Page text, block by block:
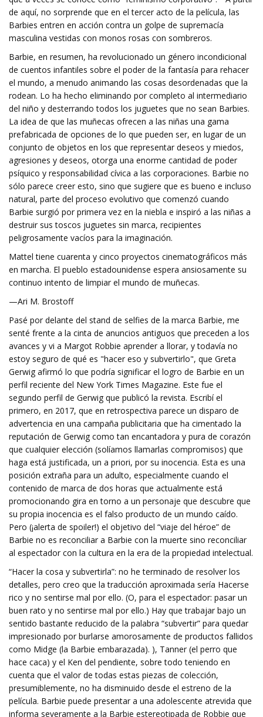
de aquí, no sorprende que en el tercer acto de la película, las
Barbies entren en acción contra un golpe de supremacía
masculina vestidas con monos rosas con sombreros.
Barbie, en resumen, ha revolucionado un género incondicional
de cuentos infantiles sobre el poder de la fantasía para rehacer
el mundo, a menudo animando las cosas desordenadas que la
rodean. Lo ha hecho eliminando por completo al intermediario
del niño y desterrando todos los juguetes que no sean Barbies.
La idea de que las muñecas ofrecen a las niñas una gama
prefabricada de opciones de lo que pueden ser, en lugar de un
conjunto de objetos en los que representar deseos y miedos,
agresiones y deseos, otorga una enorme cantidad de poder
psíquico y responsabilidad cívica a las corporaciones. Barbie no
sólo parece creer esto, sino que sugiere que es bueno e incluso
natural, parte del proceso evolutivo que comenzó cuando
Barbie surgió por primera vez en la niebla e inspiró a las niñas a
destruir sus toscos juguetes sin marca, recipientes
peligrosamente vacíos para la imaginación.
Mattel tiene cuarenta y cinco proyectos cinematográficos más
en marcha. El pueblo estadounidense espera ansiosamente su
continuo intento de limpiar el mundo de muñecas.
—Ari M. Brostoff
Pasé por delante del stand de selfies de la marca Barbie, me
senté frente a la cinta de anuncios antiguos que preceden a los
avances y vi a Margot Robbie aprender a llorar, y todavía no
estoy seguro de qué es "hacer eso y subvertirlo", que Greta
Gerwig afirmó lo que podría significar el logro de Barbie en un
perfil reciente del New York Times Magazine. Este fue el
segundo perfil de Gerwig que publicó la revista. Escribí el
primero, en 2017, que en retrospectiva parece un disparo de
advertencia en una campaña publicitaria que ha cimentado la
reputación de Gerwig como tan encantadora y pura de corazón
que cualquier elección (solíamos llamarlas compromisos) que
haga está justificada, un a priori, por su inocencia. Esta es una
posición extraña para un adulto, especialmente cuando el
contenido de marca de dos horas que actualmente está
promocionando gira en torno a un personaje que descubre que
su propia inocencia es el falso producto de un mundo caído.
Pero (¡alerta de spoiler!) el objetivo del “viaje del héroe” de
Barbie no es reconciliar a Barbie con la muerte sino reconciliar
al espectador con la cultura en la era de la propiedad intelectual.
“Hacer la cosa y subvertirla”: no he terminado de resolver los
detalles, pero creo que la traducción aproximada sería Hacerse
rico y no sentirse mal por ello. (O, para el espectador: pasar un
buen rato y no sentirse mal por ello.) Hay que trabajar bajo un
sentido bastante reducido de la palabra “subvertir” para quedar
impresionado por burlarse amorosamente de productos fallidos
como Midge (la Barbie embarazada). ), Tanner (el perro que
hace caca) y el Ken del pendiente, sobre todo teniendo en
cuenta que el valor de todas estas piezas de colección,
presumiblemente, no ha disminuido desde el estreno de la
película. Barbie puede presentar a una adolescente atrevida que
informa severamente a la Barbie estereotipada de Robbie que